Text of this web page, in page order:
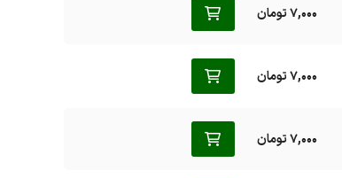
7,000 تومان
7,000 تومان
7,000 تومان